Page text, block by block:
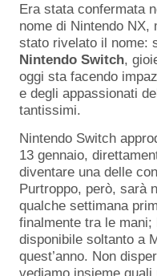
Era stata confermata
nome di Nintendo NX,
stato rivelato il nome:
Nintendo Switch,
oggi sta facendo
e degli appassionati
tantissimi.
Nintendo Switch
13 gennaio,
diventare una delle
Purtroppo, però, sarà
qualche settimana
finalmente tra le
disponibile soltanto a
quest’anno. Non